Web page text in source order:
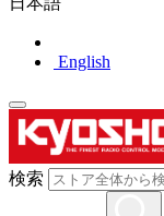
English
検索